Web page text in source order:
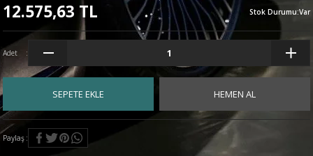
12.575,63 TL Stok Durumu:Var
Adet
SEPETE EKLE HEMEN AL
Paylaş